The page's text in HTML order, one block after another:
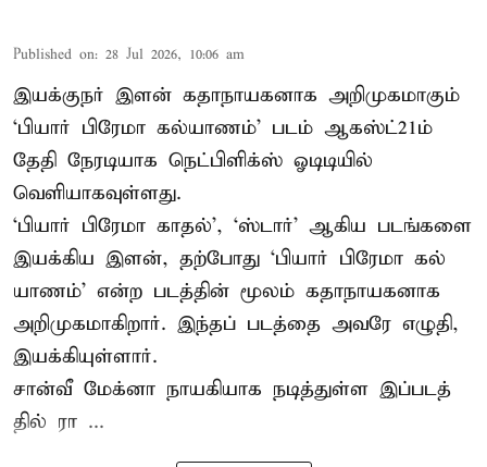
Published on: 28 Jul 2026, 10:06 am
இயக்குநர் இளன் கதாநாயகனாக அறிமுகமாகும்
‘பி​யார் பிரேமா கல்​யாணம்’ படம் ஆகஸ்ட்21ம்
தேதி நேரடியாக நெட்பிளிக்ஸ் ஓடிடியில்
வெளியாகவுள்ளது.
‘பி​யார் பிரேமா காதல்’, ‘ஸ்​டார்’ ஆகிய படங்​களை
இயக்​கிய இளன், தற்​போது ‘பி​யார் பிரேமா கல்​
யாணம்’ என்ற படத்​தின் மூலம் கதாநாயகனாக
அறி​முக​மாகிறார். இந்​தப் படத்தை அவரே எழுதி,
இயக்​கி​யுள்​ளார்.
சான்வீ மேக்னா நாயகி​யாக நடித்​துள்ள இப்​படத்​
தில் ரா ...